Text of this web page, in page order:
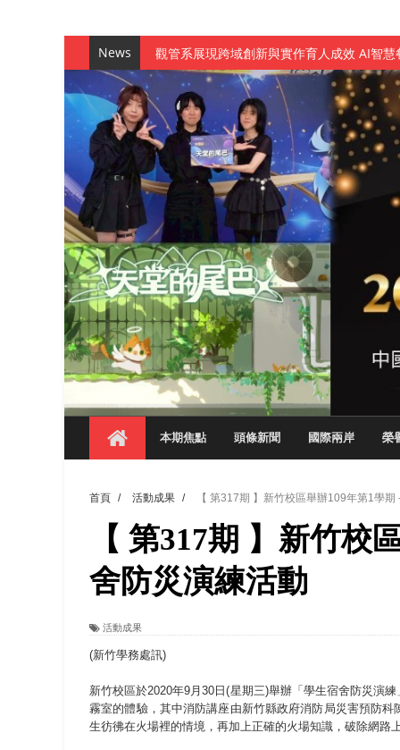
News
觀管系展現跨域創新與實作育人成效 AI智
學務處舉辦「董事長『聊』心室」 上官董
成人之美成就學生夢想 菁英學程陪伴財金
金曲陣容強勢進駐！中國科大原民音樂成果
數媒系《天堂的尾巴》、《礦影》勇奪台灣
師生攜手磨練一個月！觀管系榮獲天籟盃
一銀彭仁主中國科大開講 解密AI時代的金
通識教育中心主辦「114學年度AI英文自我
數據後的溫度：財金系傑出校友共議「人
森城建設股份有限公司捐贈 嘉惠行管系莘莘
產學合作新里程！財金系師生參訪中租控股
英文公園 315期
【 第404期 】影視系榮獲59屆美國休士頓
【 第404期 】你抓得到我嗎？數媒系VR新
【 第404期 】探索空間設計解方 室設系學
【 第404期 】從創意到實踐 數媒系學生於
【 第404期 】以品格奠基、用領導領航：
【 第404期 】此夏，向未來！ 中國科大新
領航AI創先例！ 數媒系錄音室獲「杜比全
本期焦點 頭條新聞 國際兩岸 榮
首頁 / 活動成果 / 【 第317期 】新竹校區舉辦109年第1學
【 第317期 】新竹校
舍防災演練活動
活動成果
(新竹學務處訊)
新竹校區於2020年9月30日(星期三)舉辦「學生宿舍防災演
霧室的體驗，其中消防講座由新竹縣政府消防局災害預防
生彷彿在火場裡的情境，再加上正確的火場知識，破除網